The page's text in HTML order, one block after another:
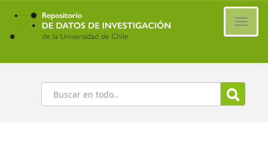
Ir
contenido
principal
Buscar